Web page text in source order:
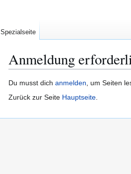
Anmeldung
Zur
Navigation
Zur
Suche
Du musst dich anmelden, um Seiten
Zurück zur Seite Hauptseite.
Spezialseite